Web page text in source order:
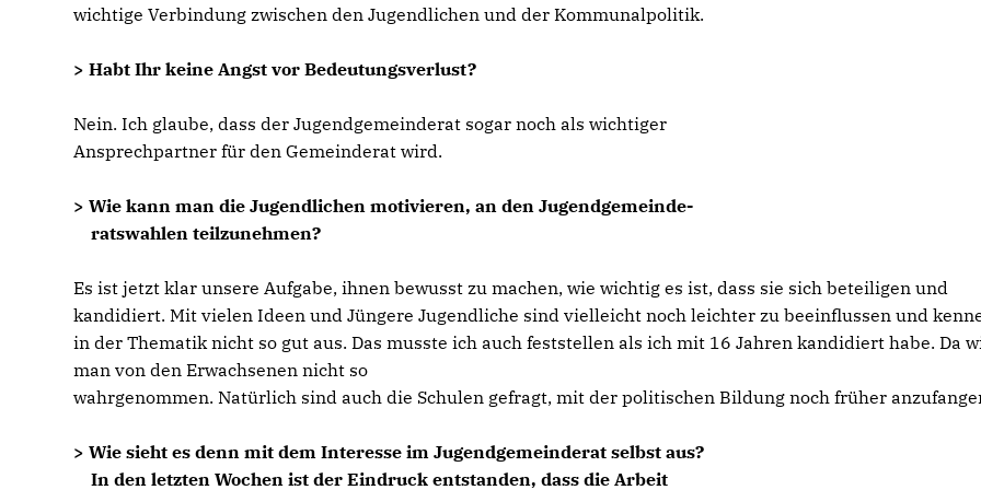
wichtige Verbindung zwischen den Jugendlichen und der Kommunalpolitik.
> Habt Ihr keine Angst vor Bedeutungsverlust?
Nein. Ich glaube, dass der Jugendgemeinderat sogar noch als wichtiger
Ansprechpartner für den Gemeinderat wird.
> Wie kann man die Jugendlichen motivieren, an den Jugendgemeinde­-
ratswahlen teilzunehmen?
Es ist jetzt klar unsere Aufgabe, ihnen bewusst zu machen, wie wichtig es ist, dass sie sich beteiligen und
kandidiert. Mit vielen Ideen und Jüngere Jugendliche sind vielleicht noch leichter zu beeinflussen und
in der Thematik nicht so gut aus. Das musste ich auch feststellen als ich mit 16 Jahren kandidiert habe. Da
man von den Erwachsenen nicht so
wahrgenommen. Natürlich sind auch die Schulen gefragt, mit der politischen Bildung noch früher
> Wie sieht es denn mit dem Interesse im Jugendgemeinderat selbst aus?
In den letzten Wochen ist der Eindruck entstanden, dass die Arbeit